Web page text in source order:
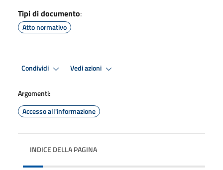
Tipi di documento:
Atto normativo
Condividi Vedi azioni
Argomenti:
Accesso all'informazione
INDICE DELLA PAGINA